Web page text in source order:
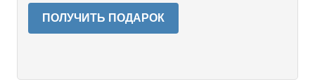
ПОЛУЧИТЬ ПОДАРОК